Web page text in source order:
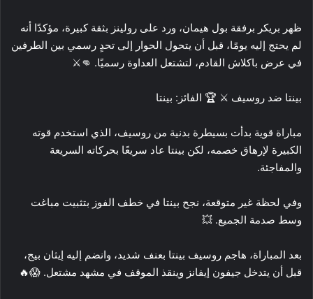
ظهر بريكر برفقة بول هيمان، ورد على رولينز بثقة كبيرة، مؤكدًا أنه
لم يحتج إليه يومًا، قبل أن يتحول الحوار إلى تحدٍ رسمي بين الطرفين
في عرض باكلاش القادم، لتشتعل العداوة رسميًا. 👊⚔️
بينتا ضد روسيف ⚔️ 🏆 الفائز: بينتا
مباراة قوية بدأت بسيطرة بدنية من روسيف، الذي استخدم قوته
الكبيرة لإرهاق خصمه، لكن بينتا عاد سريعًا بحركاته السريعة
والمفاجئة.
وفي لحظة غير متوقعة، نجح بينتا في خطف الفوز بتثبيت مباغت
وسط صدمة الجميع. 💥
بعد المباراة، هاجم روسيف بينتا بعنف شديد، وانضم إليه إيثان بيج،
قبل أن يتدخل جيفون إيفانز وينقذ الموقف في مشهد مشتعل. 😱🔥